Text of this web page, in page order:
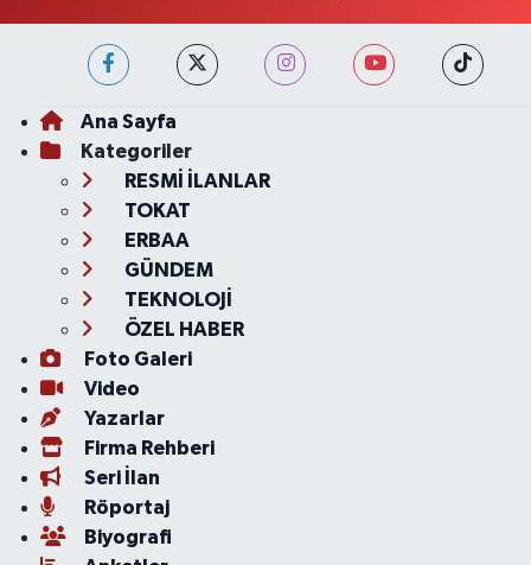
Ana Sayfa
Kategoriler
RESMİ İLANLAR
TOKAT
ERBAA
GÜNDEM
TEKNOLOJİ
ÖZEL HABER
Foto Galeri
Video
Yazarlar
Firma Rehberi
Seri İlan
Röportaj
Biyografi